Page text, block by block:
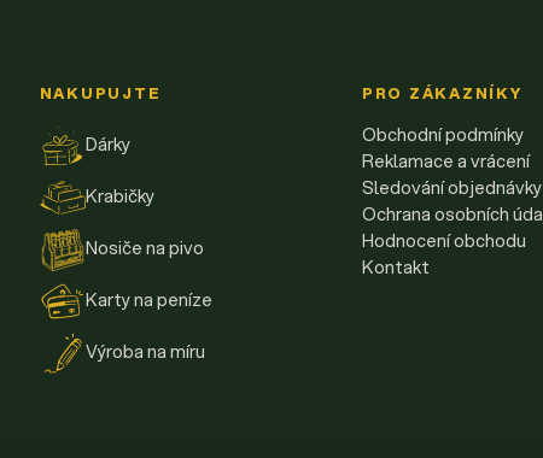
NAKUPUJTE
Dárky
Krabičky
Nosiče na pivo
Karty na peníze
Výroba na míru
PRO ZÁKAZNÍKY
Obchodní podmínky
Reklamace a vrácení
Sledování objednávky
Ochrana osobních
Hodnocení obchodu
Kontakt